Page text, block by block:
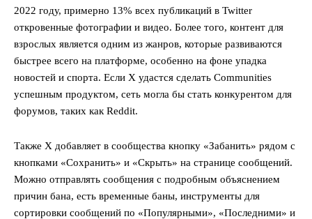
2022 году, примерно 13% всех публикаций в Twitter
откровенные фотографии и видео. Более того, контент для
взрослых является одним из жанров, которые развиваются
быстрее всего на платформе, особенно на фоне упадка
новостей и спорта. Если X удастся сделать Communities
успешным продуктом, сеть могла бы стать конкурентом для
форумов, таких как Reddit.
Также X добавляет в сообщества кнопку «Забанить» рядом с
кнопками «Сохранить» и «Скрыть» на странице сообщений.
Можно отправлять сообщения с подробным объяснением
причин бана, есть временные баны, инструменты для
сортировки сообщений по «Популярными», «Последними» и